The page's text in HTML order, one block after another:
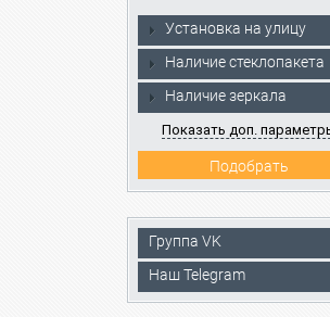
Установка на улицу
Наличие стеклопакета
Наличие зеркала
Показать доп.
Группа VK
Наш Telegram